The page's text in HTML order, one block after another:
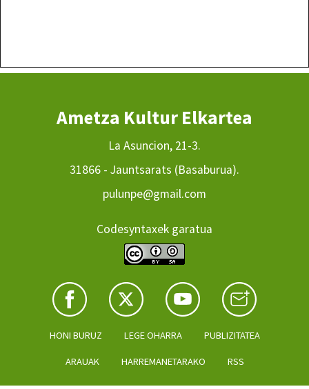
Ametza Kultur Elkartea
La Asuncion, 21-3.
31866 - Jauntsarats (Basaburua).
pulunpe@gmail.com
Codesyntaxek garatua
HONI BURUZ LEGE OHARRA PUBLIZITATEA
ARAUAK HARREMANETARAKO RSS